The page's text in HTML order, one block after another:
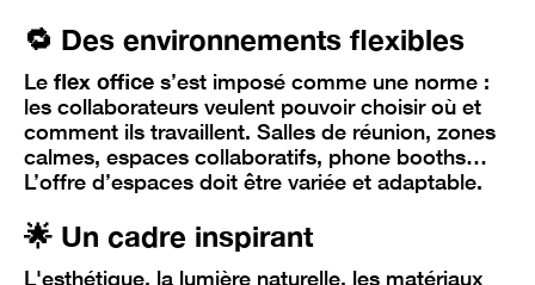
🔁 Des environnements flexibles
Le flex office s’est imposé comme une norme :
les collaborateurs veulent pouvoir choisir où et
comment ils travaillent. Salles de réunion, zones
calmes, espaces collaboratifs, phone booths…
L’offre d’espaces doit être variée et adaptable.
🌟 Un cadre inspirant
L'esthétique, la lumière naturelle, les matériaux